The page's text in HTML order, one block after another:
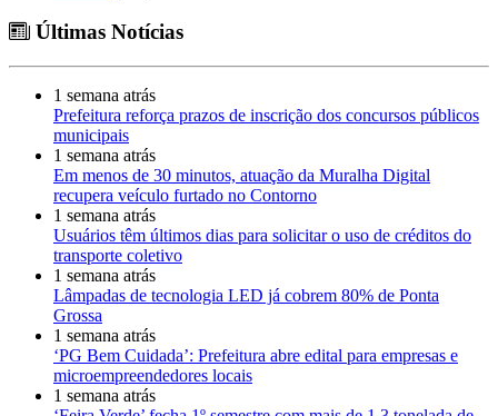
Últimas Notícias
1 semana atrás
Prefeitura reforça prazos de inscrição dos concursos públicos
municipais
1 semana atrás
Em menos de 30 minutos, atuação da Muralha Digital
recupera veículo furtado no Contorno
1 semana atrás
Usuários têm últimos dias para solicitar o uso de créditos do
transporte coletivo
1 semana atrás
Lâmpadas de tecnologia LED já cobrem 80% de Ponta
Grossa
1 semana atrás
‘PG Bem Cuidada’: Prefeitura abre edital para empresas e
microempreendedores locais
1 semana atrás